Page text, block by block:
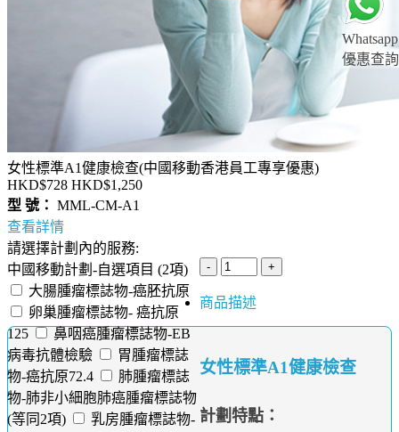
Whatsapp
優惠查詢
女性標準A1健康檢查(中國移動香港員工專享優惠)
HKD$728 HKD$1,250
型 號： MML-CM-A1
查看詳情
請選擇計劃內的服務:
中國移動計劃-自選項目 (2項)
大腸腫瘤標誌物-癌胚抗原
卵巢腫瘤標誌物- 癌抗原
125
鼻咽癌腫瘤標誌物-EB
病毒抗體檢驗
胃腫瘤標誌
物-癌抗原72.4
肺腫瘤標誌
物-肺非小細胞肺癌腫瘤標誌物
(等同2項)
乳房腫瘤標誌物-
商品描述
女性標準A1健康檢查
計劃特點：